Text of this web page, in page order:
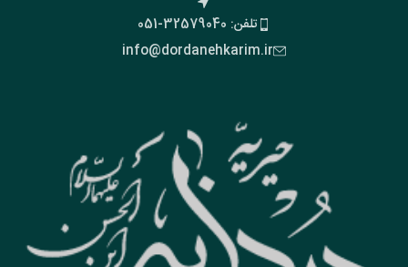
تلفن: 32579040-051
info@dordanehkarim.ir